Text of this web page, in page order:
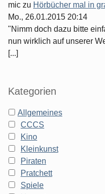
mic zu Hörbücher mal in
Mo., 26.01.2015 20:14
"Nimm doch dazu bitte
nun wirklich auf unserer
[...]
Kategorien
Allgemeines
CCCS
Kino
Kleinkunst
Piraten
Pratchett
Spiele